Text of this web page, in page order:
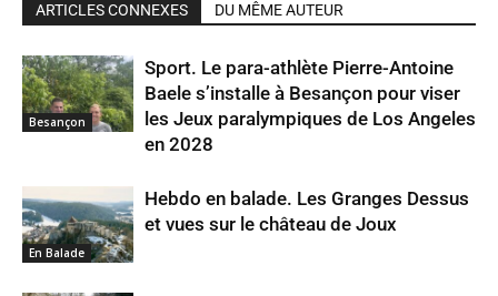
ARTICLES CONNEXES DU MÊME AUTEUR
Besançon
Sport. Le para-athlète Pierre-Antoine
Baele s’installe à Besançon pour viser
les Jeux paralympiques de Los Angeles
en 2028
En Balade
Hebdo en balade. Les Granges Dessus
et vues sur le château de Joux